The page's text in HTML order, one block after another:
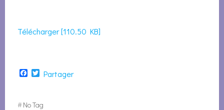
Télécharger [110.50 KB]
Facebook
Twitter
Partager
#No Tag